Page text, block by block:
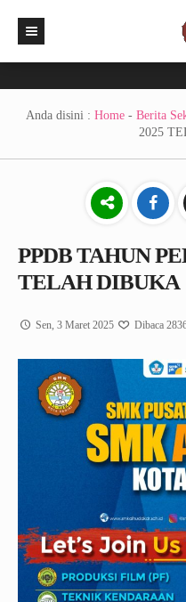
PPDB 2026
INFO KELULUSAN 2026
Anda disini : Home- Berita
2025
PPDB TAHUN
TELAH DIBUKA
Sen, 3 Maret 2025 Dibaca